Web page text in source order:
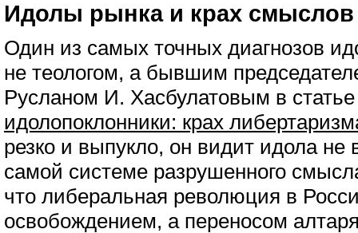
Идолы рынка и крах смыслов
Один из самых точных диагнозов
не теологом, а бывшим
Русланом И. Хасбулатовым в
идолопоклонники: крах
резко и выпукло, он видит идола не
самой системе разрушенного
что либеральная революция в
освобождением, а переносом